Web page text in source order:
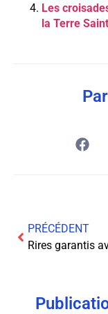
Les
la Terre
PRÉCÉDENT